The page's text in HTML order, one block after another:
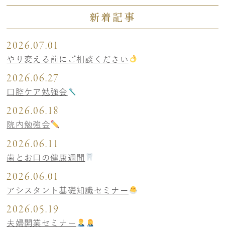
新着記事
2026.07.01
やり変える前にご相談ください
2026.06.27
口腔ケア勉強会
2026.06.18
院内勉強会
2026.06.11
歯とお口の健康週間
2026.06.01
アシスタント基礎知識セミナー
2026.05.19
夫婦開業セミナー